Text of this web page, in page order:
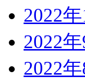
2022年
2022年
2022年